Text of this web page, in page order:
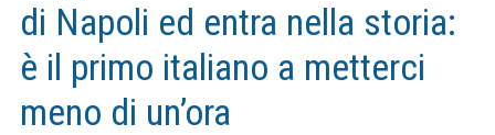
di Napoli ed entra nella storia:
è il primo italiano a metterci
meno di un’ora